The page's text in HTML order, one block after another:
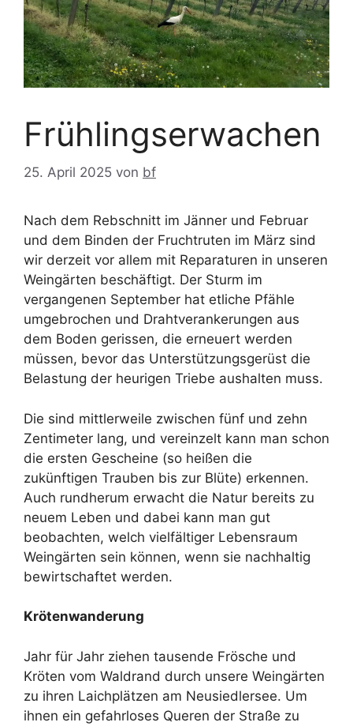
Frühlingserwachen
25. April 2025 von bf
Nach dem Rebschnitt im Jänner und Februar
und dem Binden der Fruchtruten im März sind
wir derzeit vor allem mit Reparaturen in unseren
Weingärten beschäftigt. Der Sturm im
vergangenen September hat etliche Pfähle
umgebrochen und Drahtverankerungen aus
dem Boden gerissen, die erneuert werden
müssen, bevor das Unterstützungsgerüst die
Belastung der heurigen Triebe aushalten muss.
Die sind mittlerweile zwischen fünf und zehn
Zentimeter lang, und vereinzelt kann man schon
die ersten Gescheine (so heißen die
zukünftigen Trauben bis zur Blüte) erkennen.
Auch rundherum erwacht die Natur bereits zu
neuem Leben und dabei kann man gut
beobachten, welch vielfältiger Lebensraum
Weingärten sein können, wenn sie nachhaltig
bewirtschaftet werden.
Krötenwanderung
Jahr für Jahr ziehen tausende Frösche und
Kröten vom Waldrand durch unsere Weingärten
zu ihren Laichplätzen am Neusiedlersee. Um
ihnen ein gefahrloses Queren der Straße zu